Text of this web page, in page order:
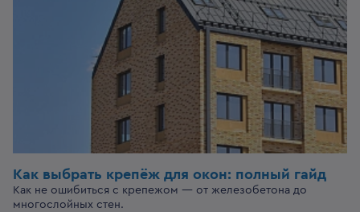
Как выбрать крепёж для окон: полный гайд
Как не ошибиться с крепежом — от железобетона до
многослойных стен.